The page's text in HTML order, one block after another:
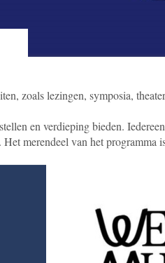
zoals lezingen, symposia,
en verdieping bieden.
merendeel van het programma